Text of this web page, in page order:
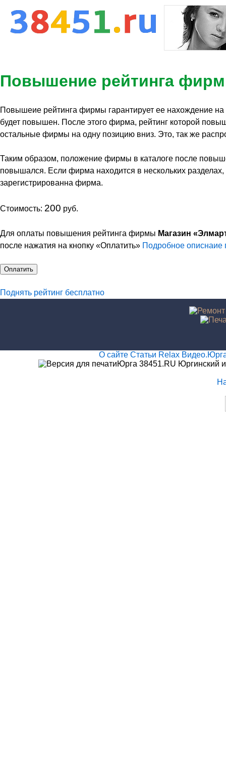
Повышение рейтинга
Повышеие рейтинга фирмы гарантирует ее нахождение
будет повышен. После этого фирма, рейтинг которой
остальные фирмы на одну позицию вниз. Это, так же
Таким образом, положение фирмы в каталоге после
повышался. Если фирма находится в нескольких
зарегистрированна фирма.
Стоимость: 200 руб.
Для оплаты повышения рейтинга фирмы Магазин
после нажатия на кнопку «Оплатить» Подробное описнаие
Оплатить
Поднять рейтинг бесплатно
О сайте Статьи Relax
Юрга 38451.RU Юргинский